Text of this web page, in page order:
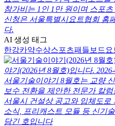
참가비는 1인 1만 원이며 스포
신청은 서울특별시요트협회 홈
다.
AI 생성 태그
한강카약수상스포츠패들보드 요
야기(2026년 8월호)입니다.
서울기술이야기 8월호는 교량
보수 전환을 제안한 전문가 칼
서울시 건설상 공고와 입체도로
소식, 프리캐스트 모듈 등 신기
담긴 호입니다